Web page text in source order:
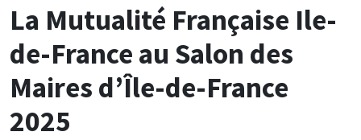
La Mutualité Française Ile-
de-France au Salon des
Maires d’Île-de-France
2025